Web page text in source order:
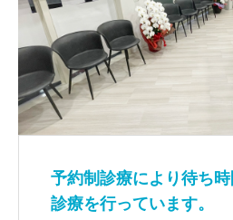
腰の痛み
予約制診療により待ち
診療を行っています。